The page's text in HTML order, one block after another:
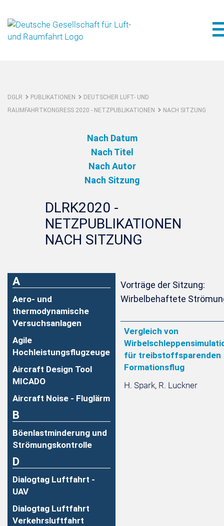
DGLR PUBLIKATIONEN
DEUTSCHER LUFT- UND
RAUMFAHRTKONGRESS 2020 - NETZPUBLIKATIONEN
NACH SITZUNG
Nach Datum
Nach Titel
Nach Autor
Nach Sitzung
DLRK2020 -
NETZPUBLIKATIONEN
NACH SITZUNG
A
Aero- und
thermodynamische
Versuchsanlagen
Agile
Hochleistungsflugzeuge
Aircraft Design Tool
MICADO
Aircraft Noise - Fluglärm
B
Böenlastminderung und
Strömungskontrolle
D
Dialogtag Luftfahrt -
UAV
Dialogtag Luftfahrt
Verkehrsluftfahrt
Vorträge der Sitzung:
Wirbelbehaftete
Vergleich von
für treibstoffsparenden
Formationsflug
H. Spark, R. Luckner